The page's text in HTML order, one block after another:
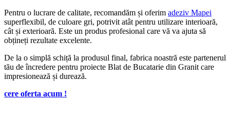
Pentru o lucrare de calitate, recomandăm și oferim adeziv Mapei
superflexibil, de culoare gri, potrivit atât pentru utilizare interioară,
cât și exterioară. Este un produs profesional care vă va ajuta să
obțineți rezultate excelente.
De la o simplă schiță la produsul final, fabrica noastră este partenerul
tău de încredere pentru proiecte Blat de Bucatarie din Granit care
impresionează și durează.
cere oferta acum !